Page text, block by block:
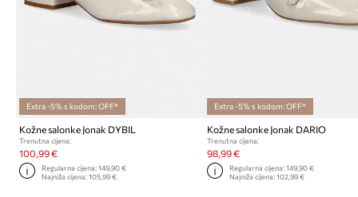
Extra -5% s kodom: OFF*
Kožne salonke Jonak DYBIL
Trenutna cijena:
100,99 €
Regularna cijena:149,90 €
Najniža cijena:105,99 €
Extra -5% s kodom: OFF*
Kožne salonke Jonak DARIO
Trenutna cijena:
98,99 €
Regularna cijena: 149,90 €
Najniža cijena: 102,99 €